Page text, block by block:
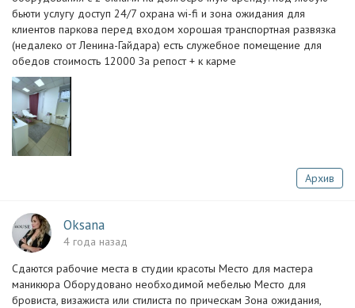
бьюти услугу доступ 24/7 охрана wi-fi и зона ожидания для
клиентов паркова перед входом хорошая транспортная развязка
(недалеко от Ленина-Гайдара) есть служебное помещение для
обедов стоимость 12000 За репост + к карме
Архив
Oksana
4 года назад
Сдаются рабочие места в студии красоты Место для мастера
маникюра Оборудовано необходимой мебелью Место для
бровиста, визажиста или стилиста по прическам Зона ожидания,